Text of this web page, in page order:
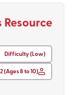
Difficulty (Low)
(Ages 8 to 10)